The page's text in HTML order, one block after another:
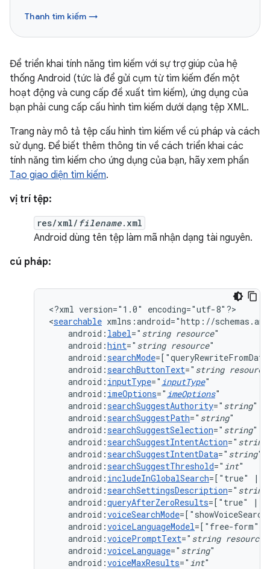
Thanh tìm kiếm →
Để triển khai tính năng tìm kiếm với sự trợ giúp của hệ
thống Android (tức là để gửi cụm từ tìm kiếm đến một
hoạt động và cung cấp đề xuất tìm kiếm), ứng dụng của
bạn phải cung cấp cấu hình tìm kiếm dưới dạng tệp XML.
Trang này mô tả tệp cấu hình tìm kiếm về cú pháp và cách
sử dụng. Để biết thêm thông tin về cách triển khai các
tính năng tìm kiếm cho ứng dụng của bạn, hãy xem phần
Tạo giao diện tìm kiếm.
vị trí tệp:
res/xml/ filename.xml
Android dùng tên tệp làm mã nhận dạng tài nguyên.
cú pháp:
<?xml version="1.0"
encoding="utf-8"?>
<searchable
android: label=" string resource
android:hint=" string resource
android:searchMode
android:searchButtonText=" string resource
android: inputType=" inputType
android: imeOptions=" imeOptions
android:searchSuggestAuthority=" string
android:searchSuggestPath=" string
android:searchSuggestSelection=" string
android:searchSuggestIntentAction=" string
android:searchSuggestIntentData=" string
android:searchSuggestThreshold=" int
android: includeInGlobalSearch=["true"
|
android:searchSettingsDescription=" string
android:queryAfterZeroResults=["true"
|
android:voiceSearchMode
android:voiceLanguageModel=["free-form"
android:voicePromptText=" string resource
android:voiceLanguage=" string
android:voiceMaxResults=" int